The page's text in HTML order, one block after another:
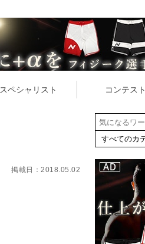
スペシャリスト コンテスト
掲載日：2018.05.02